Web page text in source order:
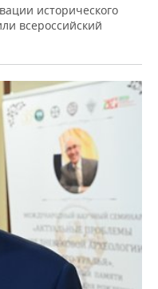
исторического
всероссийский